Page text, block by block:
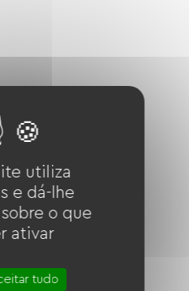
e acolhedor.
Leitor de DVD
Garden Lounge
utiliza
e dá-lhe
o que
ativar
tudo